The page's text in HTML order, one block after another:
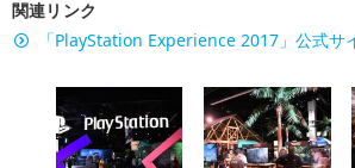
関連リンク
「PlayStation Experience 2017」公式サ